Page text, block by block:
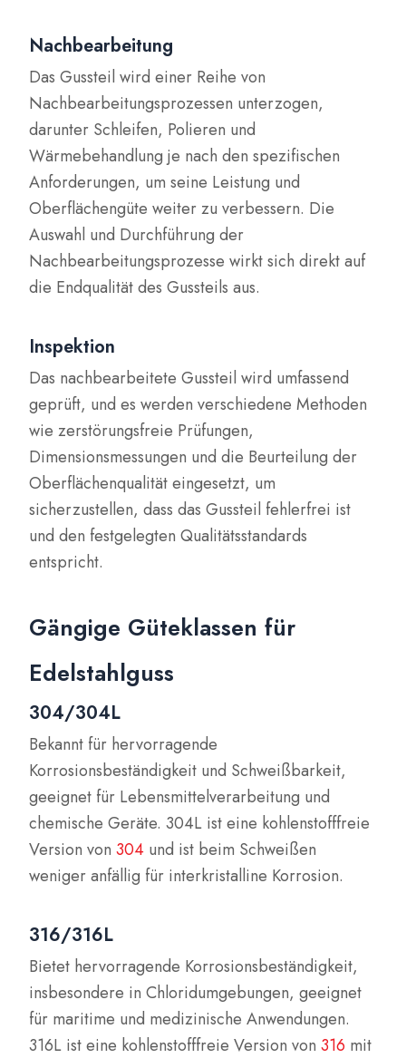
Nachbearbeitung
Das Gussteil wird einer Reihe von
Nachbearbeitungsprozessen unterzogen,
darunter Schleifen, Polieren und
Wärmebehandlung je nach den spezifischen
Anforderungen, um seine Leistung und
Oberflächengüte weiter zu verbessern. Die
Auswahl und Durchführung der
Nachbearbeitungsprozesse wirkt sich direkt auf
die Endqualität des Gussteils aus.
Inspektion
Das nachbearbeitete Gussteil wird umfassend
geprüft, und es werden verschiedene Methoden
wie zerstörungsfreie Prüfungen,
Dimensionsmessungen und die Beurteilung der
Oberflächenqualität eingesetzt, um
sicherzustellen, dass das Gussteil fehlerfrei ist
und den festgelegten Qualitätsstandards
entspricht.
Gängige Güteklassen für
Edelstahlguss
304/304L
Bekannt für hervorragende
Korrosionsbeständigkeit und Schweißbarkeit,
geeignet für Lebensmittelverarbeitung und
chemische Geräte. 304L ist eine kohlenstofffreie
Version von304 und ist beim Schweißen
weniger anfällig für interkristalline Korrosion.
316/316L
Bietet hervorragende Korrosionsbeständigkeit,
insbesondere in Chloridumgebungen, geeignet
für maritime und medizinische Anwendungen.
316L ist eine kohlenstofffreie Version von316 mit